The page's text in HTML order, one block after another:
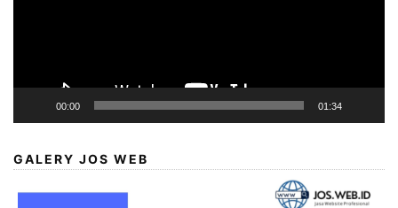
00:00 01:34
GALERY JOS WEB